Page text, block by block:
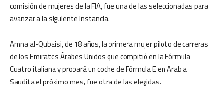
comisión de mujeres de la FIA, fue una de las seleccionadas para
avanzar a la siguiente instancia.
Amna al-Qubaisi, de 18 años, la primera mujer piloto de carreras
de los Emiratos Árabes Unidos que compitió en la Fórmula
Cuatro italiana y probará un coche de Fórmula E en Arabia
Saudita el próximo mes, fue otra de las elegidas.